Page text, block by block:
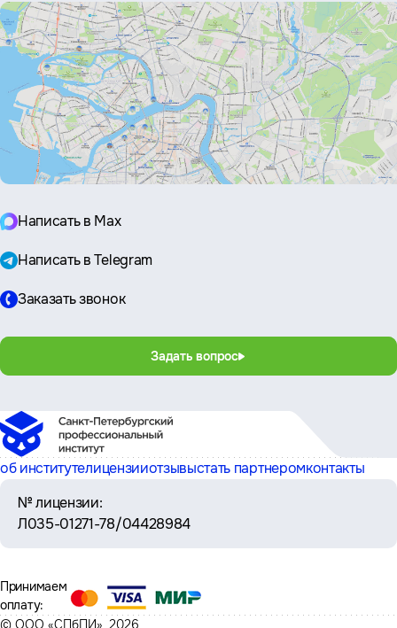
Написать в Max
Написать в Telegram
Заказать звонок
Задать вопрос
об институтелицензииотзывыстать партнеромконтакты
№ лицензии:
Л035-01271-78/04428984
Принимаем
оплату: